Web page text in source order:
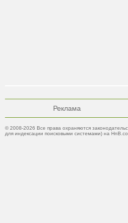
Реклама
© 2008-2026 Все права охраняются
для индексации поисковыми системами) на